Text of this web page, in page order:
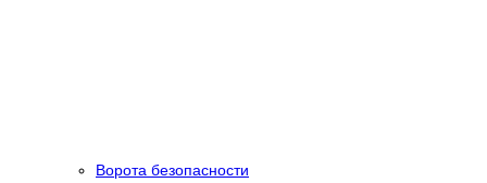
Ворота безопасности